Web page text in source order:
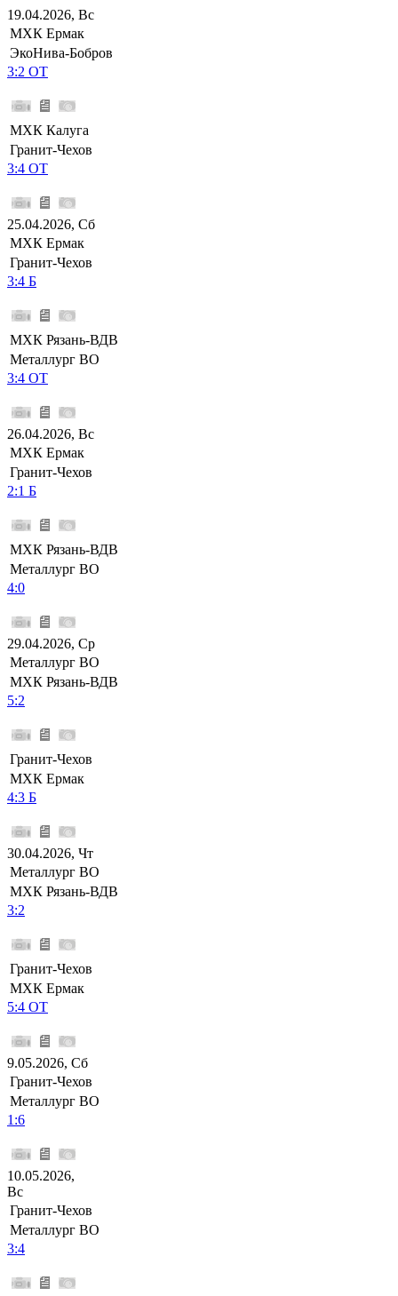
19.04.2026, Вс
МХК Ермак
ЭкоНива-Бобров
3:2 ОТ
МХК Калуга
Гранит-Чехов
3:4 ОТ
25.04.2026, Сб
МХК Ермак
Гранит-Чехов
3:4 Б
МХК Рязань-ВДВ
Металлург ВО
3:4 ОТ
26.04.2026, Вс
МХК Ермак
Гранит-Чехов
2:1 Б
МХК Рязань-ВДВ
Металлург ВО
4:0
29.04.2026, Ср
Металлург ВО
МХК Рязань-ВДВ
5:2
Гранит-Чехов
МХК Ермак
4:3 Б
30.04.2026, Чт
Металлург ВО
МХК Рязань-ВДВ
3:2
Гранит-Чехов
МХК Ермак
5:4 ОТ
9.05.2026, Сб
Гранит-Чехов
Металлург ВО
1:6
10.05.2026,
Вс
Гранит-Чехов
Металлург ВО
3:4